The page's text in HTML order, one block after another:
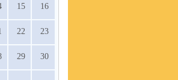
15 16
22 23
29 30